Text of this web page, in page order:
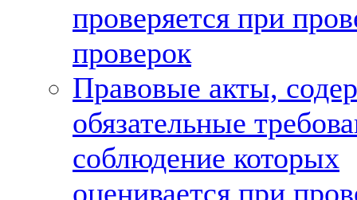
проверяется при
проверок
Правовые акты,
обязательные
соблюдение которых
оценивается при